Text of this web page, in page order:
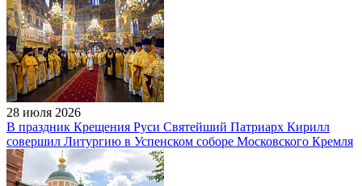
28 июля 2026
В праздник Крещения Руси Святейший Патриарх Кирилл
совершил Литургию в Успенском соборе Московского Кремля